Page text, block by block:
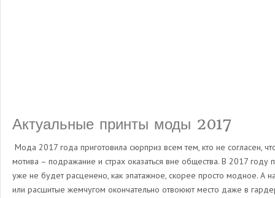
Актуальные принты моды 2017
Мода 2017 года приготовила сюрприз всем тем, кто не согласен,
мотива – подражание и страх оказаться вне общества. В 2017 году
уже не будет расценено, как эпатажное, скорее просто модное. А
или расшитые жемчугом окончательно отвоюют место даже в